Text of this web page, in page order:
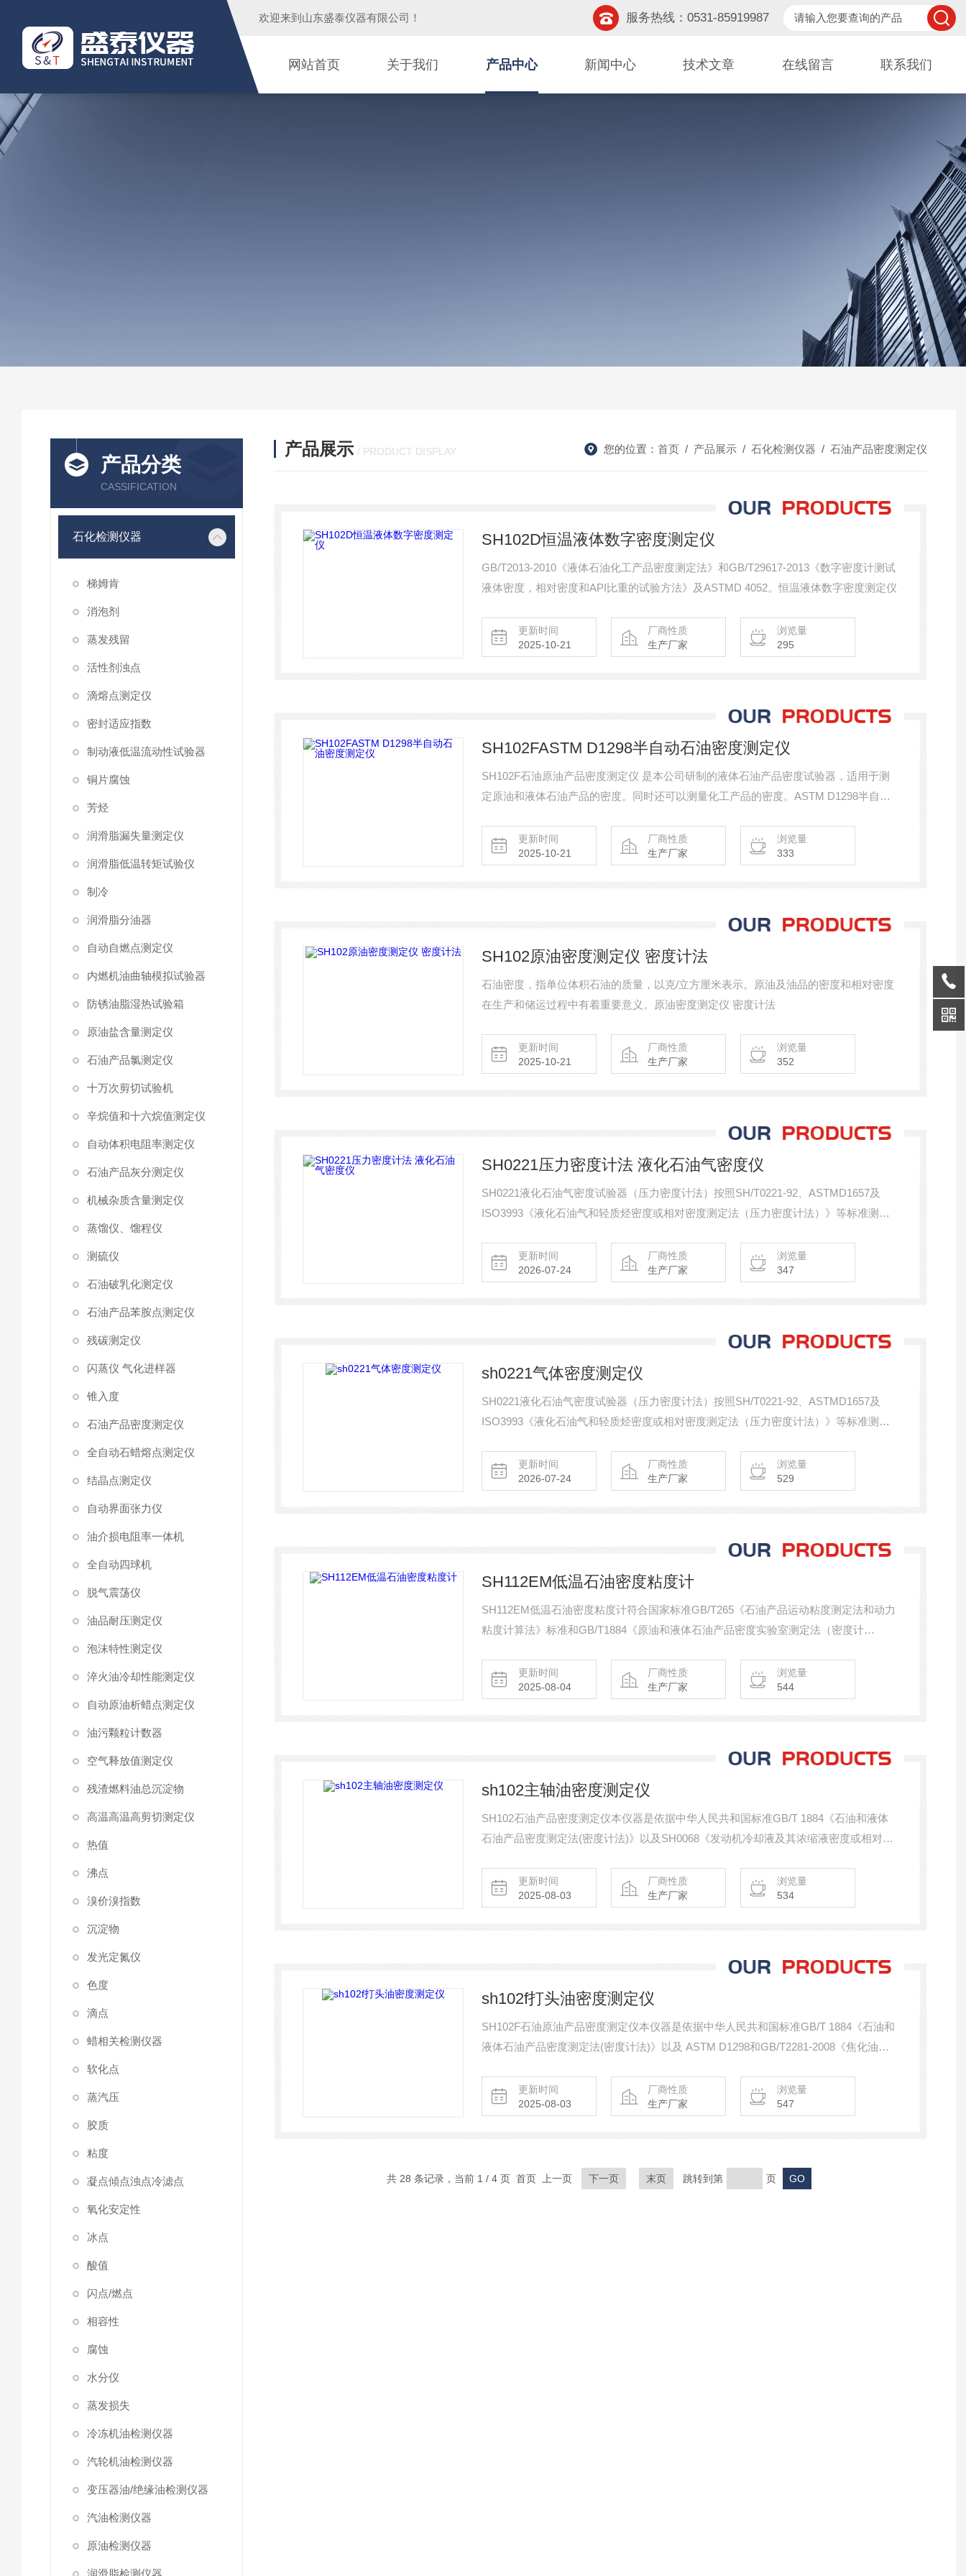
欢迎来到 山东盛泰仪器有限公司 ！ 服务热线：0531-85919987
网站首页 关于我们 产品中心 新闻中心 技术文章 在线留言 联系我们
产品分类
CASSIFICATION
石化检测仪器
梯姆肯
消泡剂
蒸发残留
活性剂浊点
滴熔点测定仪
密封适应指数
制动液低温流动性试验器
铜片腐蚀
芳烃
润滑脂漏失量测定仪
润滑脂低温转矩试验仪
制冷
润滑脂分油器
自动自燃点测定仪
内燃机油曲轴模拟试验器
防锈油脂湿热试验箱
原油盐含量测定仪
石油产品氯测定仪
十万次剪切试验机
辛烷值和十六烷值测定仪
自动体积电阻率测定仪
石油产品灰分测定仪
机械杂质含量测定仪
蒸馏仪、馏程仪
测硫仪
石油破乳化测定仪
石油产品苯胺点测定仪
残碳测定仪
闪蒸仪 气化进样器
锥入度
石油产品密度测定仪
全自动石蜡熔点测定仪
结晶点测定仪
自动界面张力仪
油介损电阻率一体机
全自动四球机
脱气震荡仪
油品耐压测定仪
泡沫特性测定仪
淬火油冷却性能测定仪
自动原油析蜡点测定仪
油污颗粒计数器
空气释放值测定仪
残渣燃料油总沉淀物
高温高温高剪切测定仪
热值
沸点
溴价溴指数
沉淀物
发光定氮仪
色度
滴点
蜡相关检测仪器
软化点
蒸汽压
胶质
粘度
凝点傾点浊点冷滤点
氧化安定性
冰点
酸值
闪点/燃点
相容性
腐蚀
水分仪
蒸发损失
冷冻机油检测仪器
汽轮机油检测仪器
变压器油/绝缘油检测仪器
汽油检测仪器
原油检测仪器
润滑脂检测仪器
产品展示 / PRODUCT DISPLAY 您的位置： 首页 / 产品展示 / 石化检测仪器 / 石油产品密度测定仪
SH102D恒温液体数字密度测定仪
GB/T2013-2010《液体石油化工产品密度测定法》和GB/T29617-2013《数字密度计测试
液体密度，相对密度和API比重的试验方法》及ASTMD 4052。恒温液体数字密度测定仪
更新时间
2025-10-21
厂商性质
生产厂家
浏览量
295
SH102FASTM D1298半自动石油密度测定仪
SH102F石油原油产品密度测定仪 是本公司研制的液体石油产品密度试验器，适用于测
定原油和液体石油产品的密度。同时还可以测量化工产品的密度。ASTM D1298半自动
更新时间
2025-10-21
厂商性质
生产厂家
浏览量
333
SH102原油密度测定仪 密度计法
石油密度，指单位体积石油的质量，以克/立方厘米表示。原油及油品的密度和相对密度
在生产和储运过程中有着重要意义。原油密度测定仪 密度计法
更新时间
2025-10-21
厂商性质
生产厂家
浏览量
352
SH0221压力密度计法 液化石油气密度仪
SH0221液化石油气密度试验器（压力密度计法）按照SH/T0221-92、ASTMD1657及
ISO3993《液化石油气和轻质烃密度或相对密度测定法（压力密度计法）》等标准测定
更新时间
2026-07-24
厂商性质
生产厂家
浏览量
347
sh0221气体密度测定仪
SH0221液化石油气密度试验器（压力密度计法）按照SH/T0221-92、ASTMD1657及
ISO3993《液化石油气和轻质烃密度或相对密度测定法（压力密度计法）》等标准测定
仪器。 气体密度测定仪
更新时间
2026-07-24
厂商性质
生产厂家
浏览量
529
SH112EM低温石油密度粘度计
SH112EM低温石油密度粘度计符合国家标准GB/T265《石油产品运动粘度测定法和动力
粘度计算法》标准和GB/T1884《原油和液体石油产品密度实验室测定法（密度计
更新时间
2025-08-04
厂商性质
生产厂家
浏览量
544
sh102主轴油密度测定仪
SH102石油产品密度测定仪本仪器是依据中华人民共和国标准GB/T 1884《石油和液体
石油产品密度测定法(密度计法)》以及SH0068《发动机冷却液及其浓缩液密度或相对密
密度试验器，适用于测定原油和液体石油产品的密度。主轴油密度测定仪
更新时间
2025-08-03
厂商性质
生产厂家
浏览量
534
sh102f打头油密度测定仪
SH102F石油原油产品密度测定仪本仪器是依据中华人民共和国标准GB/T 1884《石油和
液体石油产品密度测定法(密度计法)》以及 ASTM D1298和GB/T2281-2008《焦化油类
SH0068《发动机冷却液及其浓缩液密度或相对密度测定法（密度计法）》打头油密度测
定仪
更新时间
2025-08-03
厂商性质
生产厂家
浏览量
547
共 28 条记录，当前 1 / 4 页 首页 上一页 下一页 末页 跳转到第 页